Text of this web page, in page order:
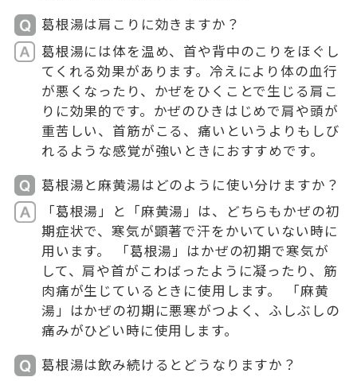
葛根湯は肩こりに効きますか？
葛根湯には体を温め、首や背中のこりをほぐし
てくれる効果があります。冷えにより体の血行
が悪くなったり、かぜをひくことで生じる肩こ
りに効果的です。かぜのひきはじめで肩や頭が
重苦しい、首筋がこる、痛いというよりもしび
れるような感覚が強いときにおすすめです。
葛根湯と麻黄湯はどのように使い分けますか？
「葛根湯」と「麻黄湯」は、どちらもかぜの初
期症状で、寒気が顕著で汗をかいていない時に
用います。 「葛根湯」はかぜの初期で寒気が
して、肩や首がこわばったように凝ったり、筋
肉痛が生じているときに使用します。 「麻黄
湯」はかぜの初期に悪寒がつよく、ふしぶしの
痛みがひどい時に使用します。
葛根湯は飲み続けるとどうなりますか？